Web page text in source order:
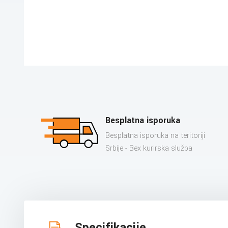
Besplatna isporuka
Besplatna isporuka na teritoriji
Srbije - Bex kurirska služba